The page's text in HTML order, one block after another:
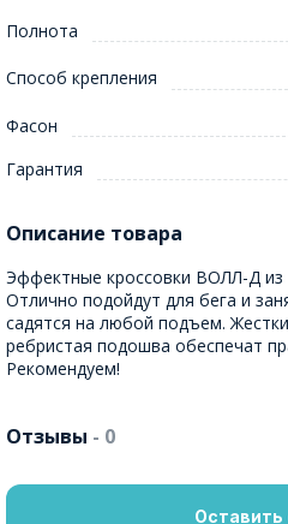
Полнота
Способ крепления
Фасон
Гарантия
Описание товара
Эффектные кроссовки ВОЛЛ-Д из
Отлично подойдут для бега и
садятся на любой подъем.
ребристая подошва обеспечат
Рекомендуем!
Отзывы - 0
Оставить